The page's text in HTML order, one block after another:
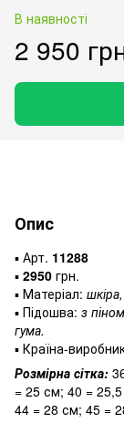
В наявності
2 950
Опис
▪️ Арт. 11288
▪️ 2950 грн.
▪️ Матеріал:
▪️ Підошва: з
гума.
▪️ Країна-
Розмірна сітка:
= 25 см; 40 =
44 = 28 см; 45 =